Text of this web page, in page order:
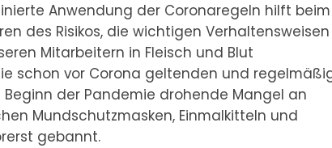
Anwendung der Coronaregeln hilft beim
des Risikos, die wichtigen Verhaltensweisen
Mitarbeitern in Fleisch und Blut
schon vor Corona geltenden und
der Pandemie drohende Mangel an
Mundschutzmasken, Einmalkitteln und
gebannt.